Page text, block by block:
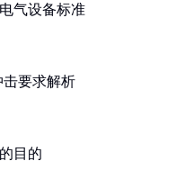
气设备标准
击要求解析
目的